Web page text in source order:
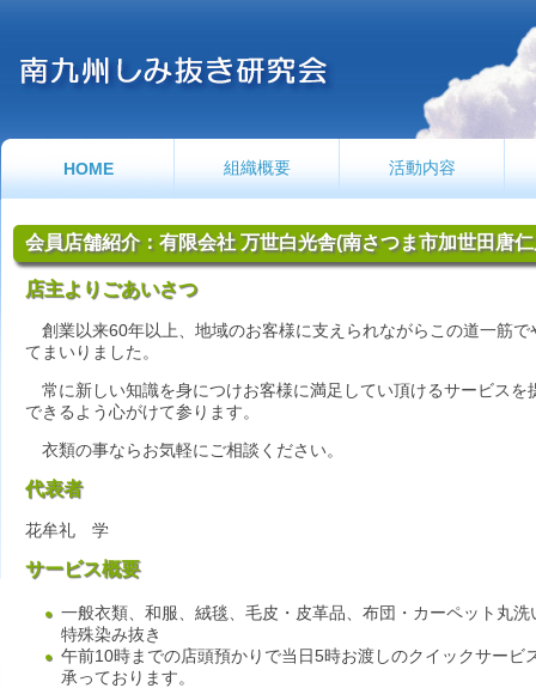
HOME 組織概要 活動内容
会員店舗紹介：有限会社 万世白光舎(南さつま市加世田唐
店主よりごあいさつ
創業以来60年以上、地域のお客様に支えられながらこの道一筋で
てまいりました。
常に新しい知識を身につけお客様に満足してい頂けるサービスを
できるよう心がけて参ります。
衣類の事ならお気軽にご相談ください。
代表者
花牟礼 学
サービス概要
一般衣類、和服、絨毯、毛皮・皮革品、布団・カーペット丸洗
特殊染み抜き
午前10時までの店頭預かりで当日5時お渡しのクイックサービ
承っております。